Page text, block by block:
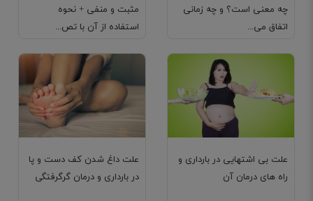
مثبت و منفی + نحوه
استفاده از آن با تص...
چه معنی است؟ و چه زمانی
اتفاق می...
علت داغ شدن کف دست و پا
در بارداری و درمان گرگرفتگی
علت بی اشتهایی در بارداری و
راه های درمان آن